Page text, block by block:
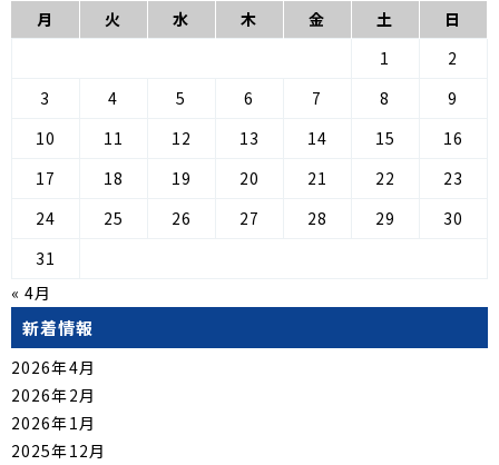
月 火 水 木 金 土
日
1
2
3
4 5 6 7 8
9
10
11 12 13 14 15
16
17
18 19 20 21 22
23
24
25 26 27 28 29
30
31
« 4月
新着情報
2026年4月
2026年2月
2026年1月
2025年12月